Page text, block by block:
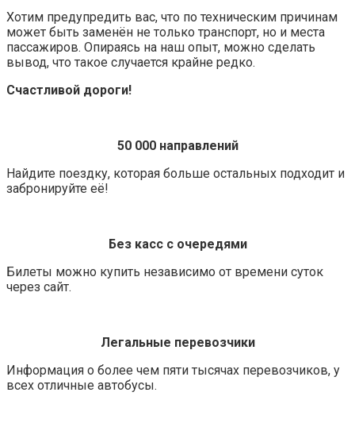
Хотим предупредить вас, что по техническим причинам
может быть заменён не только транспорт, но и места
пассажиров. Опираясь на наш опыт, можно сделать
вывод, что такое случается крайне редко.
Счастливой дороги!
50 000 направлений
Найдите поездку, которая больше остальных подходит и
забронируйте её!
Без касс с очередями
Билеты можно купить независимо от времени суток
через сайт.
Легальные перевозчики
Информация о более чем пяти тысячах перевозчиков, у
всех отличные автобусы.